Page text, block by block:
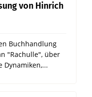
von Hinrich
Buchhandlung
"Rachulle", über
Dynamiken,...